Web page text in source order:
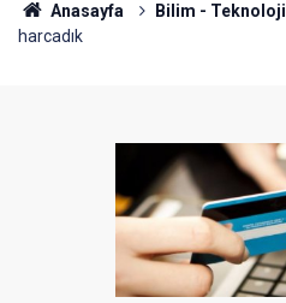
Anasayfa Bilim - Teknoloji
harcadık